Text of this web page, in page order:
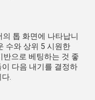
톱 화면에 나타납니
수와 상위 5 시원한
반으로 베팅하는 것 좋
다음 내기를 결정하
.